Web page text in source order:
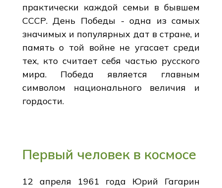
практически каждой семьи в бывшем
СССР. День Победы - одна из самых
значимых и популярных дат в стране, и
память о той войне не угасает среди
тех, кто считает себя частью русского
мира. Победа является главным
символом национального величия и
гордости.
Первый человек в космосе
12 апреля 1961 года Юрий Гагарин